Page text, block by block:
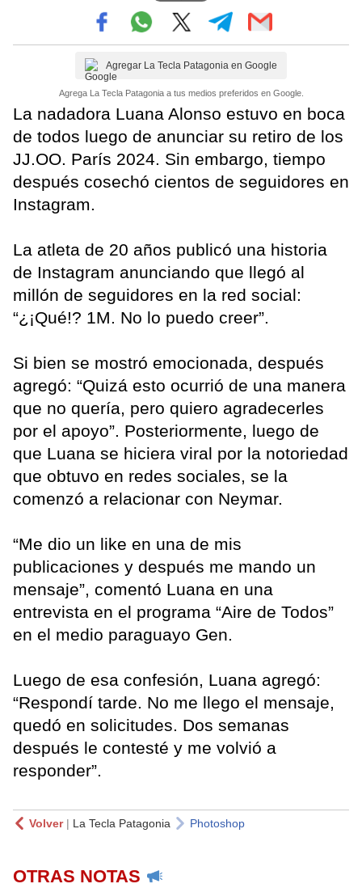
Agregar La Tecla Patagonia en Google
Agrega La Tecla Patagonia a tus medios preferidos en Google.
La nadadora Luana Alonso estuvo en boca
de todos luego de anunciar su retiro de los
JJ.OO. París 2024. Sin embargo, tiempo
después cosechó cientos de seguidores en
Instagram.
La atleta de 20 años publicó una historia
de Instagram anunciando que llegó al
millón de seguidores en la red social:
“¿¡Qué!? 1M. No lo puedo creer”.
Si bien se mostró emocionada, después
agregó: “Quizá esto ocurrió de una manera
que no quería, pero quiero agradecerles
por el apoyo”. Posteriormente, luego de
que Luana se hiciera viral por la notoriedad
que obtuvo en redes sociales, se la
comenzó a relacionar con Neymar.
“Me dio un like en una de mis
publicaciones y después me mando un
mensaje”, comentó Luana en una
entrevista en el programa “Aire de Todos”
en el medio paraguayo Gen.
Luego de esa confesión, Luana agregó:
“Respondí tarde. No me llego el mensaje,
quedó en solicitudes. Dos semanas
después le contesté y me volvió a
responder”.
Volver| La Tecla Patagonia Photoshop
OTRAS NOTAS